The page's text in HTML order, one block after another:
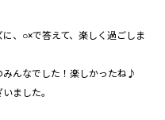
、○×で答えて、楽しく過ごしま
んなでした！楽しかったね♪
ました。